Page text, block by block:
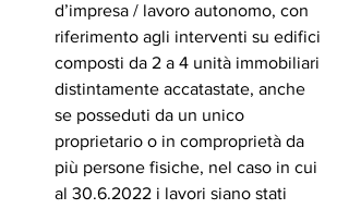
d’impresa / lavoro autonomo, con
riferimento agli interventi su edifici
composti da 2 a 4 unità immobiliari
distintamente accatastate, anche
se posseduti da un unico
proprietario o in comproprietà da
più persone fisiche, nel caso in cui
al 30.6.2022 i lavori siano stati